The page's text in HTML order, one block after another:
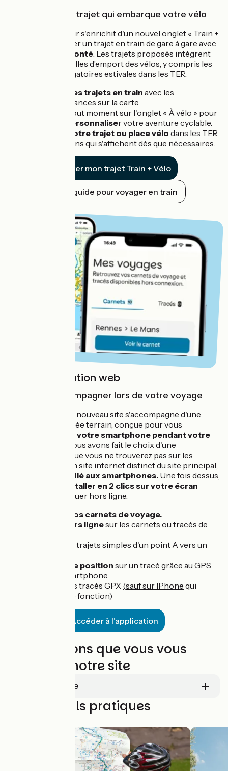
Pour trouver un trajet qui embarque votre vélo
Notre planificateur s'enrichit d'un nouvel onglet « Train +
vélo » pour calculer un trajet en train de gare à gare avec
vélo non démonté. Les trajets proposés intègrent
les conditions réelles d’emport des vélos, y compris les
réservations obligatoires estivales dans les TER.
Visualisez les trajets en train avec les
correspondances sur la carte.
Basculez à tout moment sur l'onglet « À vélo » pour
tracer et personnaliser votre aventure cyclable.
Réservez votre trajet ou place vélo dans les TER
grâce aux liens qui s'affichent dès que nécessaires.
Trouver mon trajet Train + Vélo
Notre guide pour voyager en train
Notre application web
Pour vous accompagner lors de votre voyage
La sortie de notre nouveau site s'accompagne d'une
application orientée terrain, conçue pour vous
sur votre smartphone pendant votre
. Nous avons fait le choix d'une
que vous ne trouverez pas sur les
. Il s'agit d'un site internet distinct du site principal,
entièrement dédié aux smartphones. Une fois dessus,
l'installer en 2 clics sur votre écran
et naviguer hors ligne.
vos carnets de voyage.
hors lignesur les carnets ou tracés de
Calculer des trajets simples d'un point A vers un
Suivre votre position sur un tracé grâce au GPS
de votre smartphone.
Importer des tracés GPX (sauf sur IPhone qui
bloque cette fonction)
Accéder à l'application
Les questions que vous vous
posez sur notre site
Aide sur le site
Nos conseils pratiques